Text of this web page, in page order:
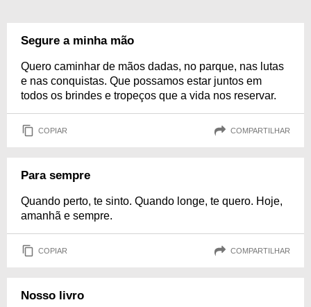
Segure a minha mão
Quero caminhar de mãos dadas, no parque, nas lutas
e nas conquistas. Que possamos estar juntos em
todos os brindes e tropeços que a vida nos reservar.
COPIAR COMPARTILHAR
Para sempre
Quando perto, te sinto. Quando longe, te quero. Hoje,
amanhã e sempre.
COPIAR COMPARTILHAR
Nosso livro